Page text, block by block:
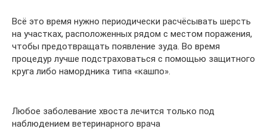
Всё это время нужно периодически расчёсывать шерсть
на участках, расположенных рядом с местом поражения,
чтобы предотвращать появление зуда. Во время
процедур лучше подстраховаться с помощью защитного
круга либо намордника типа «кашпо».
Любое заболевание хвоста лечится только под
наблюдением ветеринарного врача